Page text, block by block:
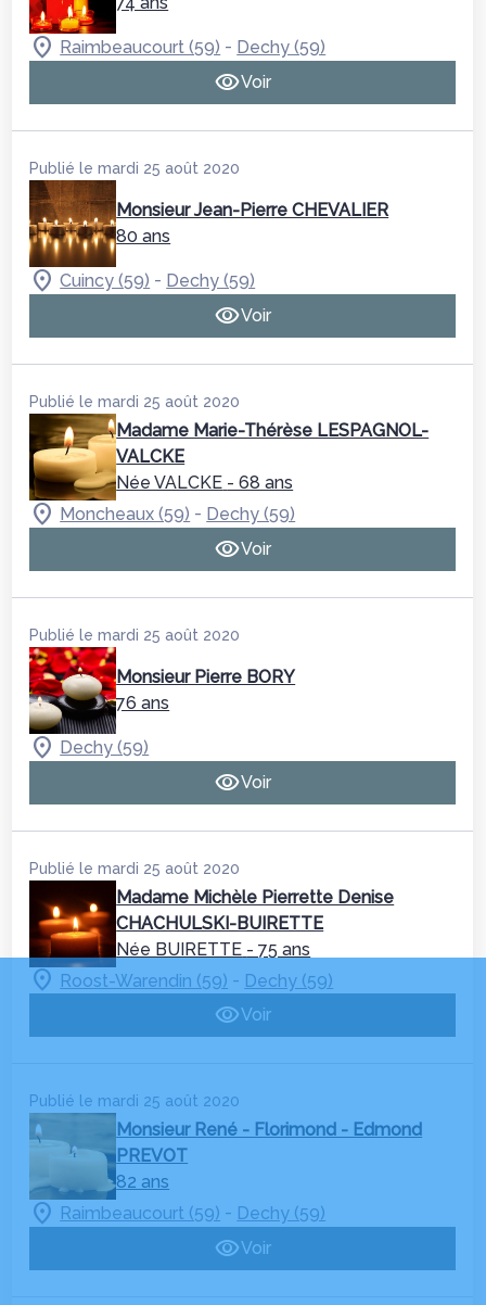
Raimbeaucourt (59) - Dechy (59)
Voir
Publié le mardi 25 août 2020
Monsieur Jean-Pierre CHEVALIER
80 ans
Cuincy (59) - Dechy (59)
Voir
Publié le mardi 25 août 2020
Madame Marie-Thérèse LESPAGNOL-
VALCKE
Née VALCKE - 68 ans
Moncheaux (59) - Dechy (59)
Voir
Publié le mardi 25 août 2020
Monsieur Pierre BORY
76 ans
Dechy (59)
Voir
Publié le mardi 25 août 2020
Madame Michèle Pierrette Denise
CHACHULSKI-BUIRETTE
Née BUIRETTE - 75 ans
Roost-Warendin (59) - Dechy (59)
Voir
Publié le mardi 25 août 2020
Monsieur René - Florimond - Edmond
PREVOT
82 ans
Raimbeaucourt (59) - Dechy (59)
Voir